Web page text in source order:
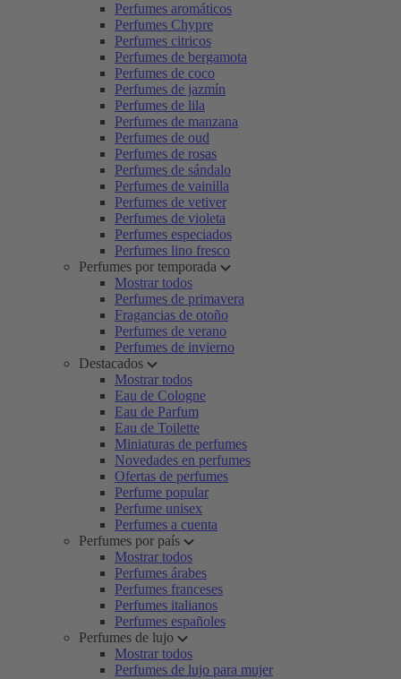
Perfumes aromáticos
Perfumes Chypre
Perfumes citricos
Perfumes de bergamota
Perfumes de coco
Perfumes de jazmín
Perfumes de lila
Perfumes de manzana
Perfumes de oud
Perfumes de rosas
Perfumes de sándalo
Perfumes de vainilla
Perfumes de vetiver
Perfumes de violeta
Perfumes especiados
Perfumes lino fresco
Perfumes por temporada
Mostrar todos
Perfumes de primavera
Fragancias de otoño
Perfumes de verano
Perfumes de invierno
Destacados
Mostrar todos
Eau de Cologne
Eau de Parfum
Eau de Toilette
Miniaturas de perfumes
Novedades en perfumes
Ofertas de perfumes
Perfume popular
Perfume unisex
Perfumes a cuenta
Perfumes por país
Mostrar todos
Perfumes árabes
Perfumes franceses
Perfumes italianos
Perfumes españoles
Perfumes de lujo
Mostrar todos
Perfumes de lujo para mujer